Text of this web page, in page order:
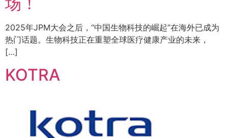
2025年JPM大会之后，“中国生物科技的崛起”在海外已成为
热门话题。生物科技正在重塑全球医疗健康产业的未来，
[…]
KOTRA